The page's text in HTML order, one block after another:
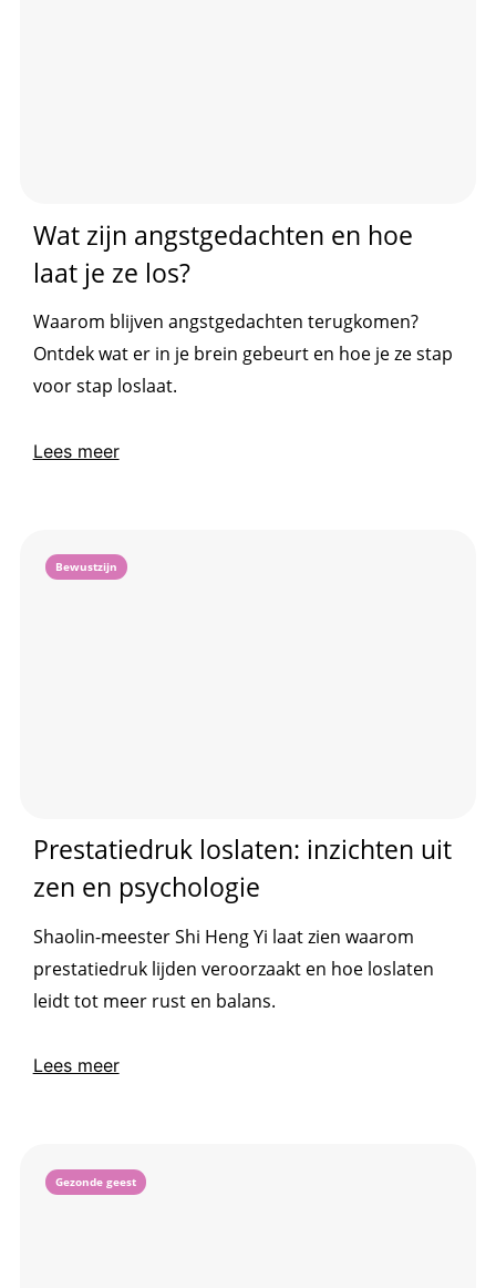
Wat zijn angstgedachten en hoe
laat je ze los?
Waarom blijven angstgedachten terugkomen?
Ontdek wat er in je brein gebeurt en hoe je ze stap
voor stap loslaat.
Lees meer
Bewustzijn
Prestatiedruk loslaten: inzichten uit
zen en psychologie
Shaolin-meester Shi Heng Yi laat zien waarom
prestatiedruk lijden veroorzaakt en hoe loslaten
leidt tot meer rust en balans.
Lees meer
Gezonde geest